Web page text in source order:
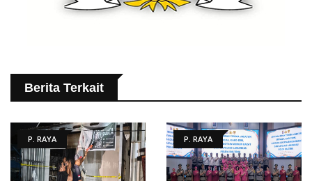
Berita Terkait
P. RAYA P. RAYA